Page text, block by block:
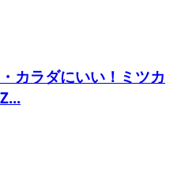
カラダにいい！ミツカ